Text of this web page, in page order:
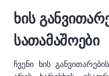
ხის
სათამაშოები
ჩვენი ხის